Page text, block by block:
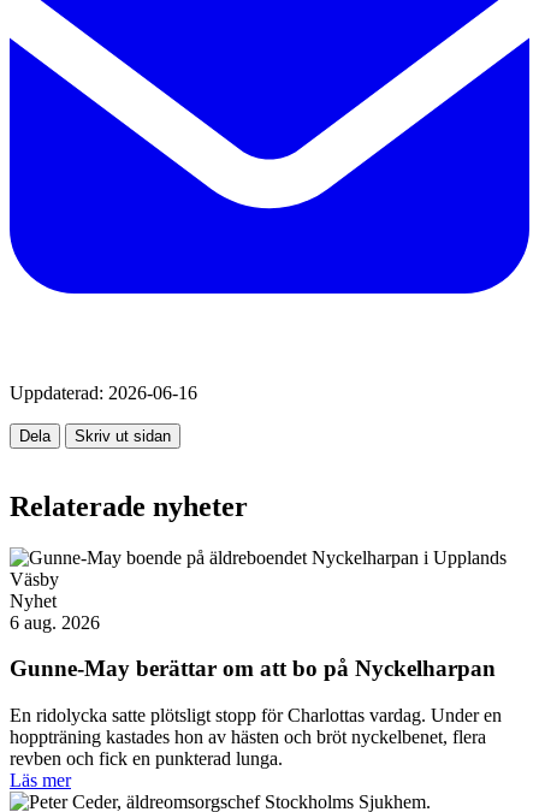
Uppdaterad: 2026-06-16
Dela Skriv ut sidan
Relaterade nyheter
Nyhet
6 aug. 2026
Gunne-May berättar om att bo på Nyckelharpan
En ridolycka satte plötsligt stopp för Charlottas vardag. Under en
hoppträning kastades hon av hästen och bröt nyckelbenet, flera
revben och fick en punkterad lunga.
Läs mer